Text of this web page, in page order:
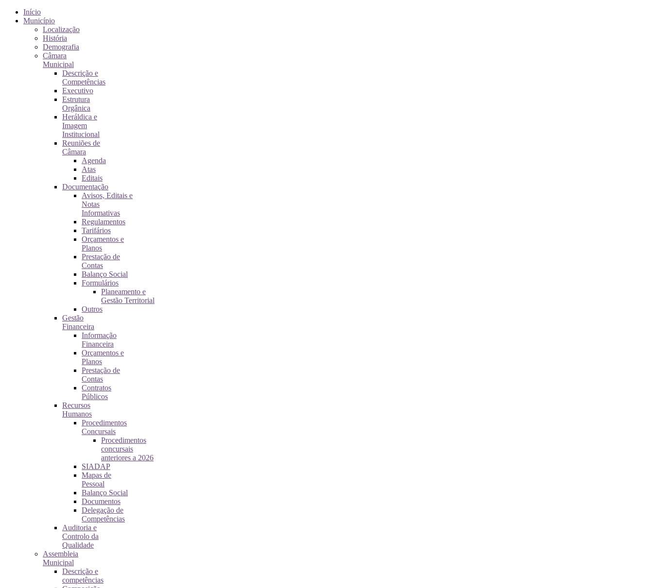
Início
Município
Localização
História
Demografia
Câmara
Municipal
Descrição e
Competências
Executivo
Estrutura
Orgânica
Heráldica e
Imagem
Institucional
Reuniões de
Câmara
Agenda
Atas
Editais
Documentação
Avisos, Editais e
Notas
Informativas
Regulamentos
Tarifários
Orçamentos e
Planos
Prestação de
Contas
Balanço Social
Formulários
Planeamento e
Gestão Territorial
Outros
Gestão
Financeira
Informação
Financeira
Orçamentos e
Planos
Prestação de
Contas
Contratos
Públicos
Recursos
Humanos
Procedimentos
Concursais
Procedimentos
concursais
anteriores a 2026
SIADAP
Mapas de
Pessoal
Balanço Social
Documentos
Delegação de
Competências
Auditoria e
Controlo da
Qualidade
Assembleia
Municipal
Descrição e
competências